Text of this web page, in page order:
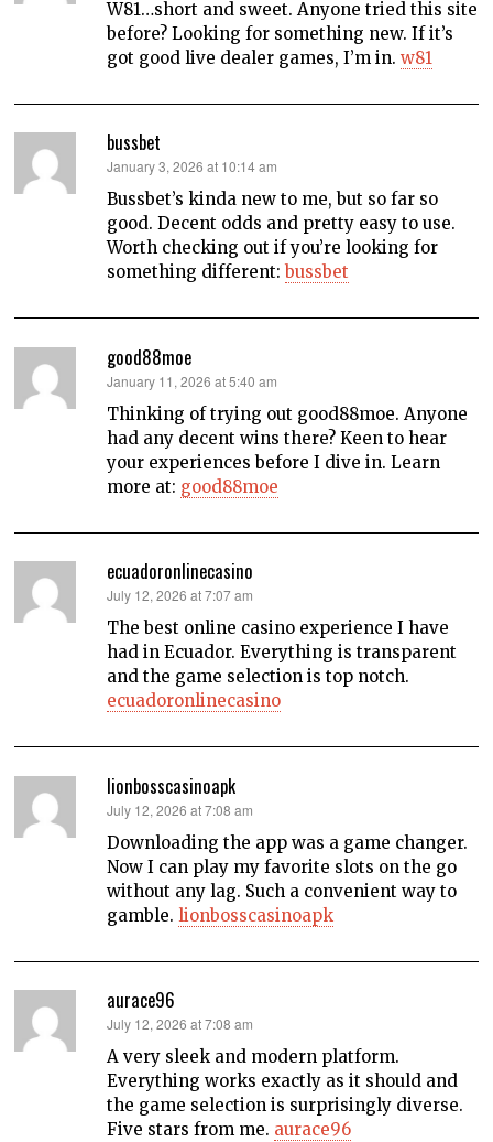
W81…short and sweet. Anyone tried this site
before? Looking for something new. If it’s
got good live dealer games, I’m in.w81
bussbet
says:
January 3, 2026 at 10:14 am
Bussbet’s kinda new to me, but so far so
good. Decent odds and pretty easy to use.
Worth checking out if you’re looking for
something different:bussbet
good88moe
says:
January 11, 2026 at 5:40 am
Thinking of trying out good88moe. Anyone
had any decent wins there? Keen to hear
your experiences before I dive in. Learn
more at: good88moe
ecuadoronlinecasino
says:
July 12, 2026 at 7:07 am
The best online casino experience I have
had in Ecuador. Everything is transparent
and the game selection is top notch.
ecuadoronlinecasino
lionbosscasinoapk
says:
July 12, 2026 at 7:08 am
Downloading the app was a game changer.
Now I can play my favorite slots on the go
without any lag. Such a convenient way to
gamble.lionbosscasinoapk
aurace96
says:
July 12, 2026 at 7:08 am
A very sleek and modern platform.
Everything works exactly as it should and
the game selection is surprisingly diverse.
Five stars from me. aurace96